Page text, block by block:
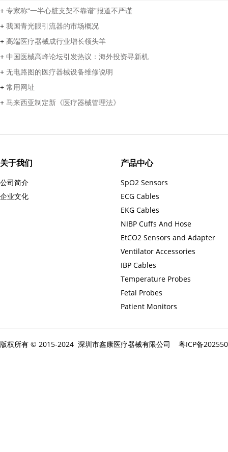
+ 专家称“一半心脏支架不靠谱”报道不严谨
+ 我国青光眼引流器的市场概况
+ 高端医疗器械成行业增长领头羊
+ 中国医械高峰论坛引发热议：海外投资寻新机
+ 无电路图的医疗器械设备维修说明
+ 常用网址
+ 马来西亚制定新《医疗器械管理法》
关于我们
公司简介
企业文化
产品中心
SpO2 Sensors
ECG Cables
EKG Cables
NIBP Cuffs And Hose
EtCO2 Sensors and Adapter
Ventilator Accessories
IBP Cables
Temperature Probes
Fetal Probes
Patient Monitors
版权所有 © 2015-2024 深圳市鑫康医疗器械有限公司 粤ICP备